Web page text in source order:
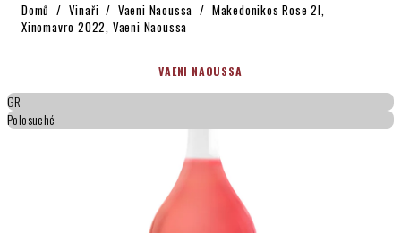
Domů / Vinaři / Vaeni Naoussa / Makedonikos Rose 2l,
Xinomavro 2022, Vaeni Naoussa
VAENI NAOUSSA
GR
Polosuché